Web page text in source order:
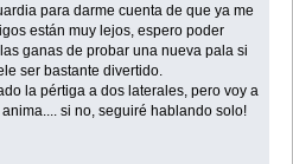
para darme cuenta de que ya me
están muy lejos, espero poder
ganas de probar una nueva pala si
ser bastante divertido.
la pértiga a dos laterales, pero voy a
si no, seguiré hablando solo!